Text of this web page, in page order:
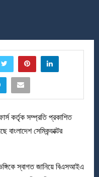
কর্তৃক সম্প্রতি প্রকাশিত
সেমিকন্ডাক্টর
স্বাগত জানিয়ে বিএসআইএ